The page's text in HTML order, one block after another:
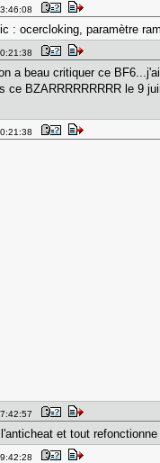
: ocercloking, paramètre
a beau critiquer ce
ce BZARRRRRRRRR le 9
et tout refonctionne